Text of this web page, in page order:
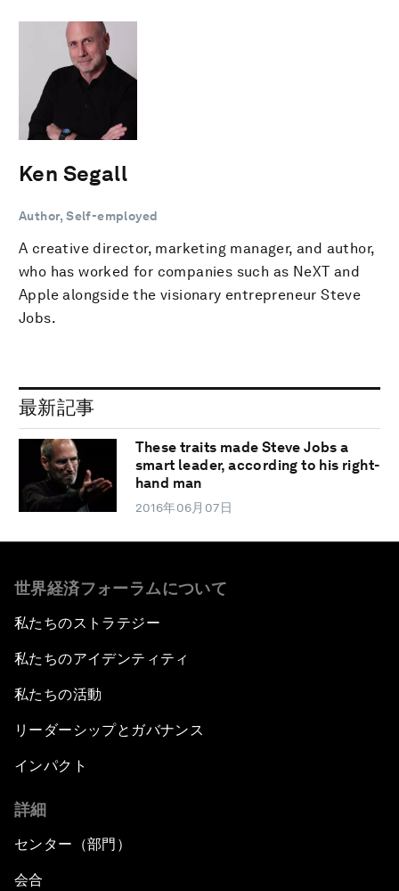
Ken Segall
Author, Self-employed
A creative director, marketing manager, and author,
who has worked for companies such as NeXT and
Apple alongside the visionary entrepreneur Steve
Jobs.
最新記事
These traits made Steve Jobs a
smart leader, according to his right-
hand man
2016年06月07日
世界経済フォーラムについて
私たちのストラテジー
私たちのアイデンティティ
私たちの活動
リーダーシップとガバナンス
インパクト
詳細
センター（部門）
会合